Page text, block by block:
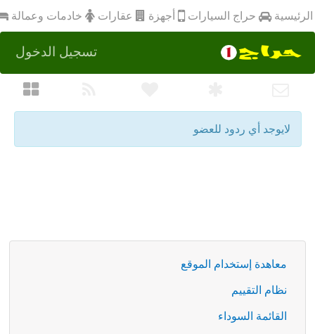
الرئيسية حراج السيارات أجهزة عقارات خادمات وعمالة
تسجيل الدخول
لايوجد أي ردود للعضو
معاهدة إستخدام الموقع
نظام التقييم
القائمة السوداء